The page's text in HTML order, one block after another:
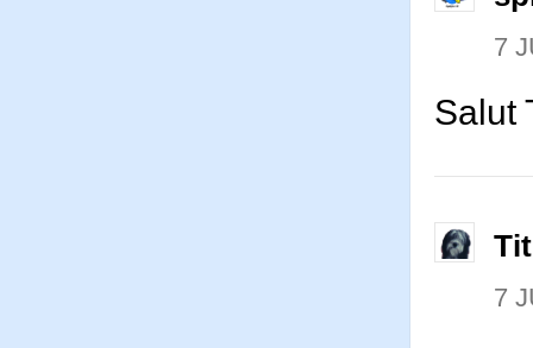
7
Salut
7